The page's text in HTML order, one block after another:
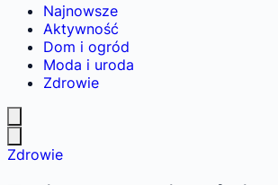
Najnowsze
Aktywność
Dom i ogród
Moda i uroda
Zdrowie
Zdrowie